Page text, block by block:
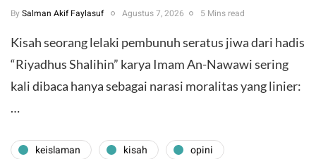
By Salman Akif Faylasuf Agustus 7, 2026 5 Mins read
Kisah seorang lelaki pembunuh seratus jiwa dari hadis
“Riyadhus Shalihin” karya Imam An-Nawawi sering
kali dibaca hanya sebagai narasi moralitas yang linier:
…
keislaman kisah opini